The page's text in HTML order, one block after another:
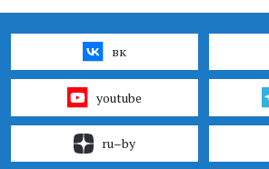
вк
youtube
ru–by